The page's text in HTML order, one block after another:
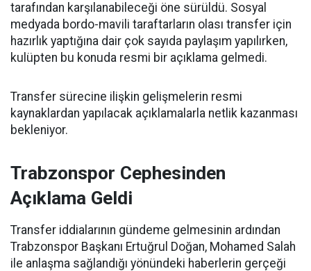
tarafından karşılanabileceği öne sürüldü. Sosyal
medyada bordo-mavili taraftarların olası transfer için
hazırlık yaptığına dair çok sayıda paylaşım yapılırken,
kulüpten bu konuda resmi bir açıklama gelmedi.
Transfer sürecine ilişkin gelişmelerin resmi
kaynaklardan yapılacak açıklamalarla netlik kazanması
bekleniyor.
Trabzonspor Cephesinden
Açıklama Geldi
Transfer iddialarının gündeme gelmesinin ardından
Trabzonspor Başkanı Ertuğrul Doğan, Mohamed Salah
ile anlaşma sağlandığı yönündeki haberlerin gerçeği